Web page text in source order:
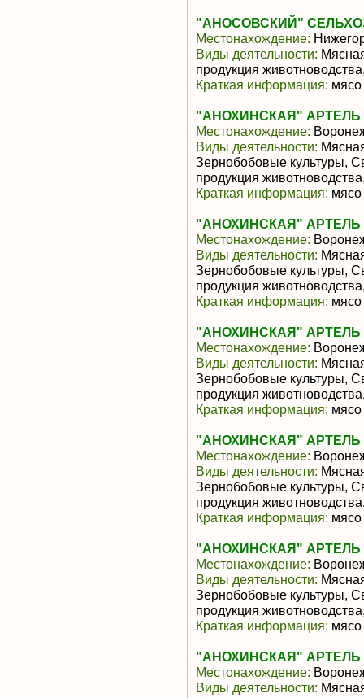
"АНОСОВСКИЙ"
Местонахождение:
Виды деятельности:
продукция
Краткая информация: мясо
"АНОХИНСКАЯ" АРТЕЛЬ
Местонахождение:
Виды деятельности:
Зернобобовые культуры,
продукция
Краткая информация: мясо
"АНОХИНСКАЯ" АРТЕЛЬ
Местонахождение:
Виды деятельности:
Зернобобовые культуры,
продукция
Краткая информация: мясо
"АНОХИНСКАЯ" АРТЕЛЬ
Местонахождение:
Виды деятельности:
Зернобобовые культуры,
продукция
Краткая информация: мясо
"АНОХИНСКАЯ" АРТЕЛЬ
Местонахождение:
Виды деятельности:
Зернобобовые культуры,
продукция
Краткая информация: мясо
"АНОХИНСКАЯ" АРТЕЛЬ
Местонахождение:
Виды деятельности:
Зернобобовые культуры,
продукция
Краткая информация: мясо
"АНОХИНСКАЯ" АРТЕЛЬ
Местонахождение:
Виды деятельности: